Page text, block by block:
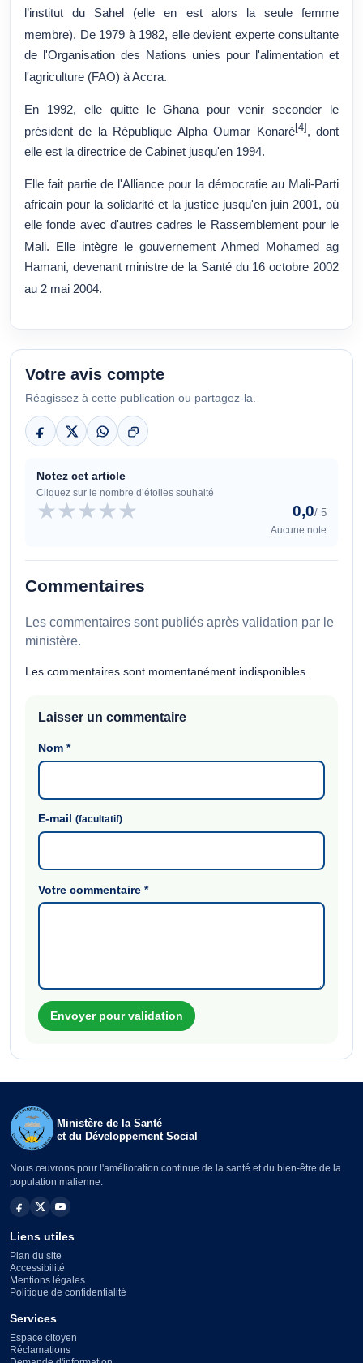
l’institut du Sahel (elle en est alors la seule femme
membre). De 1979 à 1982, elle devient experte consultante
de l'Organisation des Nations unies pour l'alimentation et
l'agriculture (FAO) à Accra.
En 1992, elle quitte le Ghana pour venir seconder le
président de la République Alpha Oumar Konaré[ 4] , dont
elle est la directrice de Cabinet jusqu'en 1994.
Elle fait partie de l'Alliance pour la démocratie au Mali-Parti
africain pour la solidarité et la justice jusqu'en juin 2001, où
elle fonde avec d'autres cadres le Rassemblement pour le
Mali. Elle intègre le gouvernement Ahmed Mohamed ag
Hamani, devenant ministre de la Santé du 16 octobre 2002
au 2 mai 2004.
Votre avis compte
Réagissez à cette publication ou partagez-la.
Notez cet article
Cliquez sur le nombre d’étoiles souhaité
★★★★★ 0,0/ 5
Aucune note
Commentaires
Les commentaires sont publiés après validation par le
ministère.
Les commentaires sont momentanément indisponibles.
Laisser un commentaire
Nom*
E-mail(facultatif)
Votre commentaire*
Envoyer pour validation
Ministère de la Santé
et du Développement Social
Nous œuvrons pour l'amélioration continue de la santé et du bien-être de la
population malienne.
Liens utiles
Plan du site
Accessibilité
Mentions légales
Politique de confidentialité
Services
Espace citoyen
Réclamations